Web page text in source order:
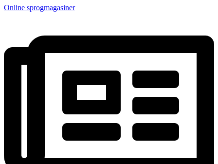
Online sprogmagasiner